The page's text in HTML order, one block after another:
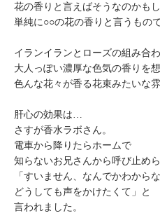
花の香りと言えばそうなのかも
単純に○○の花の香りと言うもの
イランイランとローズの組み合
大人っぽい濃厚な色気の香りを
色んな花々が香る花束みたいな
肝心の効果は…
さすが香水ラボさん。
電車から降りたらホームで
知らないお兄さんから呼び止め
「すいません、なんでかわから
どうしても声をかけたくて」と
言われました。